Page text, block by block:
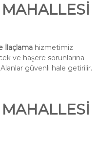
İlaçlamahizmetimiz
ve haşere sorunlarına
Alanlar güvenli hale getirilir.